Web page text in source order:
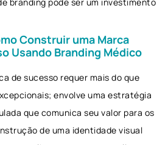
Construir uma Marca
Usando Branding Médico
de sucesso requer mais do que
envolve uma estratégia
que comunica seu valor para os
de uma identidade visual